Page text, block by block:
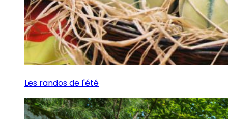
Les randos de l'été